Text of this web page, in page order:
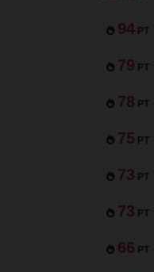
94 PT
79 PT
78 PT
75 PT
73 PT
73 PT
66 PT